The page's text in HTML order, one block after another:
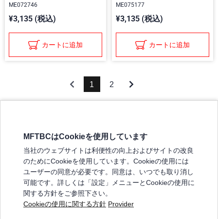
ME072746
¥3,135 (税込)
カートに追加
ME075177
¥3,135 (税込)
カートに追加
1 2
弊社の製品について
販売店リスト
よくある質問 / お問い合わせ
特定商取引法に基づく表記
MFTBCはCookieを使用しています
当社のウェブサイトは利便性の向上およびサイトの改良
のためにCookieを使用しています。Cookieの使用には
ユーザーの同意が必要です。同意は、いつでも取り消し
可能です。詳しくは「設定」メニューとCookieの使用に
関する方針をご参照下さい。
Cookieの使用に関する方針 Provider